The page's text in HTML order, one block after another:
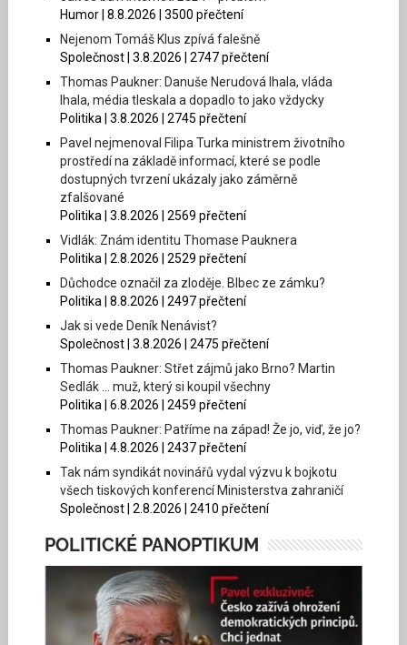
Humor | 8.8.2026 | 3500 přečtení
Nejenom Tomáš Klus zpívá falešně
Společnost | 3.8.2026 | 2747 přečtení
Thomas Paukner: Danuše Nerudová lhala, vláda
lhala, média tleskala a dopadlo to jako vždycky
Politika | 3.8.2026 | 2745 přečtení
Pavel nejmenoval Filipa Turka ministrem životního
prostředí na základě informací, které se podle
dostupných tvrzení ukázaly jako záměrně
zfalšované
Politika | 3.8.2026 | 2569 přečtení
Vidlák: Znám identitu Thomase Pauknera
Politika | 2.8.2026 | 2529 přečtení
Důchodce označil za zloděje. Blbec ze zámku?
Politika | 8.8.2026 | 2497 přečtení
Jak si vede Deník Nenávist?
Společnost | 3.8.2026 | 2475 přečtení
Thomas Paukner: Střet zájmů jako Brno? Martin
Sedlák … muž, který si koupil všechny
Politika | 6.8.2026 | 2459 přečtení
Thomas Paukner: Patříme na západ! Že jo, viď, že jo?
Politika | 4.8.2026 | 2437 přečtení
Tak nám syndikát novinářů vydal výzvu k bojkotu
všech tiskových konferencí Ministerstva zahraničí
Společnost | 2.8.2026 | 2410 přečtení
POLITICKÉ PANOPTIKUM